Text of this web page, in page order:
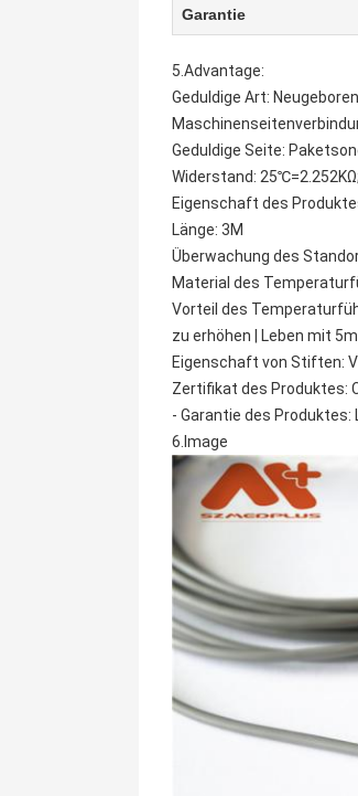
Garantie
5.Advantage:
Geduldige Art:
Geduldige Seite:
Widerstand: 25℃=2.252KΩ;
Eigenschaft des
Länge: 3M
Überwachung des
Material des
Vorteil des
zu erhöhen | Leben mit
Eigenschaft von Stiften:
Zertifikat des Produktes:
- Garantie des
6.Image